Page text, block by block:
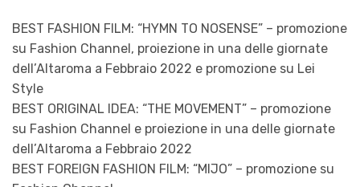
BEST FASHION FILM: “HYMN TO NOSENSE” – promozione
su Fashion Channel, proiezione in una delle giornate
dell’Altaroma a Febbraio 2022 e promozione su Lei
Style
BEST ORIGINAL IDEA: “THE MOVEMENT” – promozione
su Fashion Channel e proiezione in una delle giornate
dell’Altaroma a Febbraio 2022
BEST FOREIGN FASHION FILM: “MIJO” – promozione su